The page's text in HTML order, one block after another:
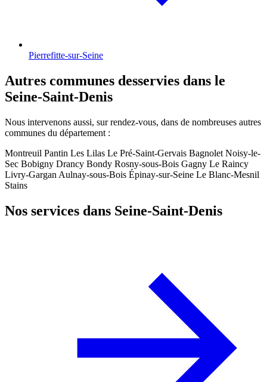
Pierrefitte-sur-Seine
Autres communes desservies dans le
Seine-Saint-Denis
Nous intervenons aussi, sur rendez-vous, dans de nombreuses autres
communes du département :
Montreuil Pantin Les Lilas Le Pré-Saint-Gervais Bagnolet Noisy-le-
Sec Bobigny Drancy Bondy Rosny-sous-Bois Gagny Le Raincy
Livry-Gargan Aulnay-sous-Bois Épinay-sur-Seine Le Blanc-Mesnil
Stains
Nos services dans Seine-Saint-Denis